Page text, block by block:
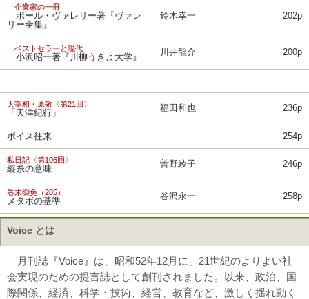
企業家の一冊
ポール・ヴァレリー著『ヴァレ
リー全集』
鈴木幸一 202p
ベストセラーと現代
小沢昭一著『川柳うきよ大学』 川井龍介 200p
大宰相・原敬〈第21回〉
「天津紀行」 福田和也 236p
ボイス往来 254p
私日記〈第105回〉
縦糸の意味 曽野綾子 246p
巻末御免（285）
メタボの基準 谷沢永一 258p
Voice とは
月刊誌『Voice』は、昭和52年12月に、21世紀のよりよい社
会実現のための提言誌として創刊されました。以来、政治、国
際関係、経済、科学・技術、経営、教育など、激しく揺れ動く